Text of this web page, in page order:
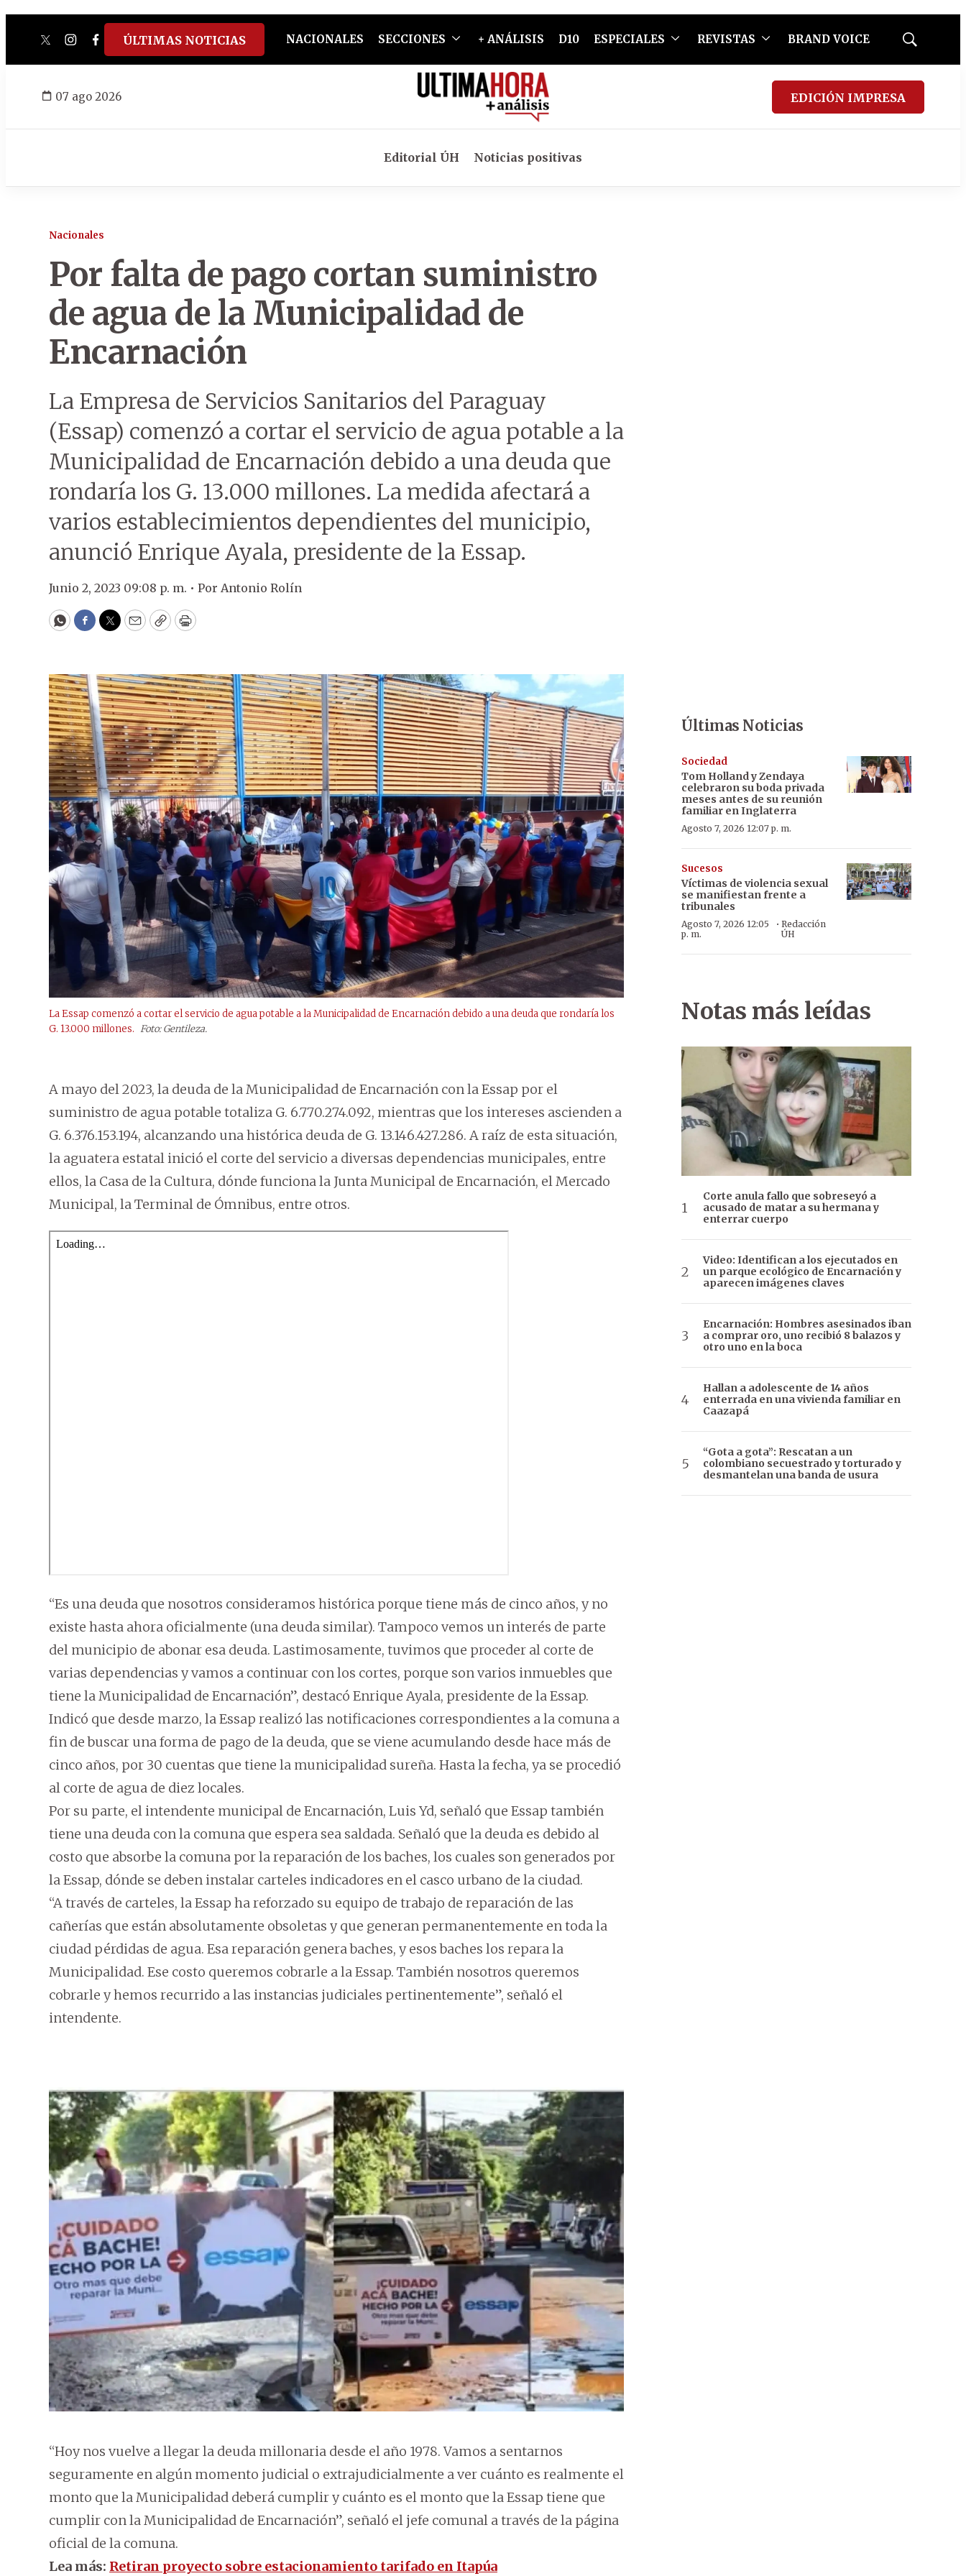
twitterinstagram
facebook
tiktokyoutube
spotify
ÚLTIMAS NOTICIAS NACIONALES SECCIONES + ANÁLISIS D10 ESPECIALES REVISTAS BRAND VOICE
Mostrar
07 ago 2026 EDICIÓN IMPRESA
Editorial ÚH Noticias positivas
Nacionales
Por falta de pago cortan suministro
de agua de la Municipalidad de
Encarnación
La Empresa de Servicios Sanitarios del Paraguay
(Essap) comenzó a cortar el servicio de agua potable a la
Municipalidad de Encarnación debido a una deuda que
rondaría los G. 13.000 millones. La medida afectará a
varios establecimientos dependientes del municipio,
anunció Enrique Ayala, presidente de la Essap.
Junio 2, 2023 09:08 p. m. • Por Antonio Rolín
WhatsApp
Facebook
Twitter
EmailCopyPrint
La Essap comenzó a cortar el servicio de agua potable a la Municipalidad de Encarnación debido a una deuda que rondaría los
G. 13.000 millones. Foto: Gentileza.
A mayo del 2023, la deuda de la Municipalidad de Encarnación con la Essap por el
suministro de agua potable totaliza G. 6.770.274.092, mientras que los intereses ascienden a
G. 6.376.153.194, alcanzando una histórica deuda de G. 13.146.427.286. A raíz de esta situación,
la aguatera estatal inició el corte del servicio a diversas dependencias municipales, entre
ellos, la Casa de la Cultura, dónde funciona la Junta Municipal de Encarnación, el Mercado
Municipal, la Terminal de Ómnibus, entre otros.
“Es una deuda que nosotros consideramos histórica porque tiene más de cinco años, y no
existe hasta ahora oficialmente (una deuda similar). Tampoco vemos un interés de parte
del municipio de abonar esa deuda. Lastimosamente, tuvimos que proceder al corte de
varias dependencias y vamos a continuar con los cortes, porque son varios inmuebles que
tiene la Municipalidad de Encarnación”, destacó Enrique Ayala, presidente de la Essap.
Indicó que desde marzo, la Essap realizó las notificaciones correspondientes a la comuna a
fin de buscar una forma de pago de la deuda, que se viene acumulando desde hace más de
cinco años, por 30 cuentas que tiene la municipalidad sureña. Hasta la fecha, ya se procedió
al corte de agua de diez locales.
Por su parte, el intendente municipal de Encarnación, Luis Yd, señaló que Essap también
tiene una deuda con la comuna que espera sea saldada. Señaló que la deuda es debido al
costo que absorbe la comuna por la reparación de los baches, los cuales son generados por
la Essap, dónde se deben instalar carteles indicadores en el casco urbano de la ciudad.
“A través de carteles, la Essap ha reforzado su equipo de trabajo de reparación de las
cañerías que están absolutamente obsoletas y que generan permanentemente en toda la
ciudad pérdidas de agua. Esa reparación genera baches, y esos baches los repara la
Municipalidad. Ese costo queremos cobrarle a la Essap. También nosotros queremos
cobrarle y hemos recurrido a las instancias judiciales pertinentemente”, señaló el
intendente.
“Hoy nos vuelve a llegar la deuda millonaria desde el año 1978. Vamos a sentarnos
seguramente en algún momento judicial o extrajudicialmente a ver cuánto es realmente el
monto que la Municipalidad deberá cumplir y cuánto es el monto que la Essap tiene que
cumplir con la Municipalidad de Encarnación”, señaló el jefe comunal a través de la página
oficial de la comuna.
Lea más: Retiran proyecto sobre estacionamiento tarifado en Itapúa
Últimas Noticias
Sociedad
Tom Holland y Zendaya
celebraron su boda privada
meses antes de su reunión
familiar en Inglaterra
Agosto 7, 2026 12:07 p. m.
Sucesos
Víctimas de violencia sexual
se manifiestan frente a
tribunales
Agosto 7, 2026 12:05
p. m.
·Redacción
ÚH
Notas más leídas
Corte anula fallo que sobreseyó a
acusado de matar a su hermana y
enterrar cuerpo
Video: Identifican a los ejecutados en
un parque ecológico de Encarnación y
aparecen imágenes claves
Encarnación: Hombres asesinados iban
a comprar oro, uno recibió 8 balazos y
otro uno en la boca
Hallan a adolescente de 14 años
enterrada en una vivienda familiar en
Caazapá
“Gota a gota”: Rescatan a un
colombiano secuestrado y torturado y
desmantelan una banda de usura